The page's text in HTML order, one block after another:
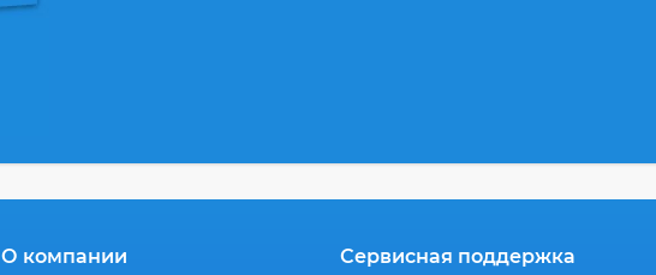
О компании Сервисная поддержка